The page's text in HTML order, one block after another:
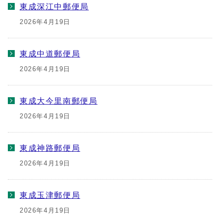
東成深江中郵便局
2026年4月19日
東成中道郵便局
2026年4月19日
東成大今里南郵便局
2026年4月19日
東成神路郵便局
2026年4月19日
東成玉津郵便局
2026年4月19日